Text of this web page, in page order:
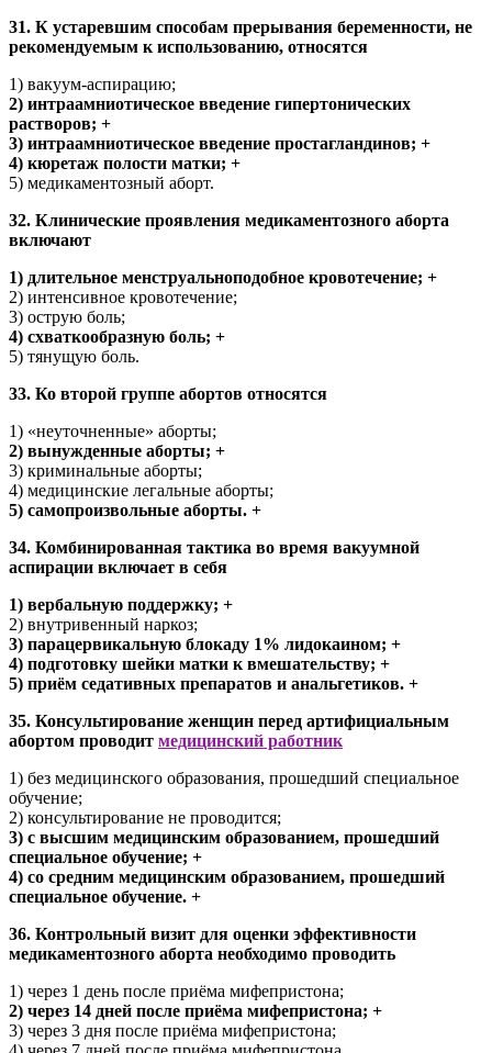
31. К устаревшим способам прерывания беременности, не
рекомендуемым к использованию, относятся
1) вакуум-аспирацию;
2) интраамниотическое введение гипертонических
растворов; +
3) интраамниотическое введение простагландинов; +
4) кюретаж полости матки; +
5) медикаментозный аборт.
32. Клинические проявления медикаментозного аборта
включают
1) длительное менструальноподобное кровотечение; +
2) интенсивное кровотечение;
3) острую боль;
4) схваткообразную боль; +
5) тянущую боль.
33. Ко второй группе абортов относятся
1) «неуточненные» аборты;
2) вынужденные аборты; +
3) криминальные аборты;
4) медицинские легальные аборты;
5) самопроизвольные аборты. +
34. Комбинированная тактика во время вакуумной
аспирации включает в себя
1) вербальную поддержку; +
2) внутривенный наркоз;
3) парацервикальную блокаду 1% лидокаином; +
4) подготовку шейки матки к вмешательству; +
5) приём седативных препаратов и анальгетиков. +
35. Консультирование женщин перед артифициальным
абортом проводит медицинский работник
1) без медицинского образования, прошедший специальное
обучение;
2) консультирование не проводится;
3) с высшим медицинским образованием, прошедший
специальное обучение; +
4) со средним медицинским образованием, прошедший
специальное обучение. +
36. Контрольный визит для оценки эффективности
медикаментозного аборта необходимо проводить
1) через 1 день после приёма мифепристона;
2) через 14 дней после приёма мифепристона; +
3) через 3 дня после приёма мифепристона;